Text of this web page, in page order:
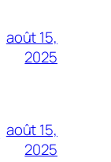
août 15,
2025
août 15,
2025